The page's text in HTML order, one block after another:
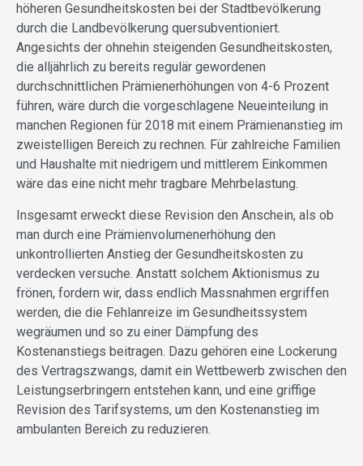
höheren Gesundheitskosten bei der Stadtbevölkerung
durch die Landbevölkerung quersubventioniert.
Angesichts der ohnehin steigenden Gesundheitskosten,
die alljährlich zu bereits regulär gewordenen
durchschnittlichen Prämienerhöhungen von 4-6 Prozent
führen, wäre durch die vorgeschlagene Neueinteilung in
manchen Regionen für 2018 mit einem Prämienanstieg im
zweistelligen Bereich zu rechnen. Für zahlreiche Familien
und Haushalte mit niedrigem und mittlerem Einkommen
wäre das eine nicht mehr tragbare Mehrbelastung.
Insgesamt erweckt diese Revision den Anschein, als ob
man durch eine Prämienvolumenerhöhung den
unkontrollierten Anstieg der Gesundheitskosten zu
verdecken versuche. Anstatt solchem Aktionismus zu
frönen, fordern wir, dass endlich Massnahmen ergriffen
werden, die die Fehlanreize im Gesundheitssystem
wegräumen und so zu einer Dämpfung des
Kostenanstiegs beitragen. Dazu gehören eine Lockerung
des Vertragszwangs, damit ein Wettbewerb zwischen den
Leistungserbringern entstehen kann, und eine griffige
Revision des Tarifsystems, um den Kostenanstieg im
ambulanten Bereich zu reduzieren.